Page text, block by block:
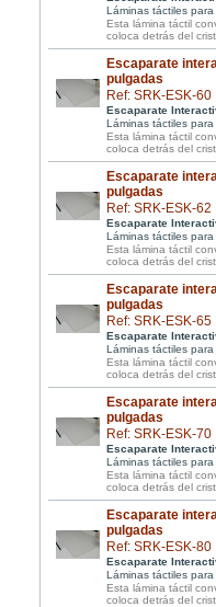
Láminas táctiles
Esta lámina táctil
coloca detrás del
Escaparate
pulgadas
Ref: SRK-ESK-60
Escaparate
Láminas táctiles
Esta lámina táctil
coloca detrás del
Escaparate
pulgadas
Ref: SRK-ESK-62
Escaparate
Láminas táctiles
Esta lámina táctil
coloca detrás del
Escaparate
pulgadas
Ref: SRK-ESK-65
Escaparate
Láminas táctiles
Esta lámina táctil
coloca detrás del
Escaparate
pulgadas
Ref: SRK-ESK-70
Escaparate
Láminas táctiles
Esta lámina táctil
coloca detrás del
Escaparate
pulgadas
Ref: SRK-ESK-80
Escaparate
Láminas táctiles
Esta lámina táctil
coloca detrás del